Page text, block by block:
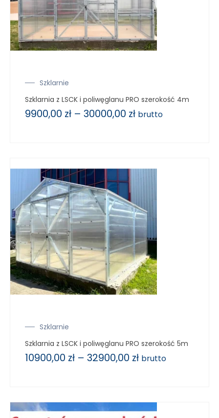
Szklarnie
Szklarnia z LSCK i poliwęglanu PRO szerokość 4m
9900,00 zł – 30000,00 zł brutto
Szklarnie
Szklarnia z LSCK i poliwęglanu PRO szerokość 5m
10900,00 zł – 32900,00 zł brutto